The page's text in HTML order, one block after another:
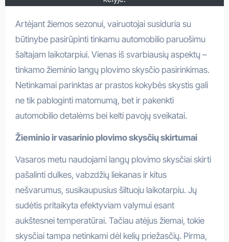
Artėjant žiemos sezonui, vairuotojai susiduria su
būtinybe pasirūpinti tinkamu automobilio paruošimu
šaltajam laikotarpiui. Vienas iš svarbiausių aspektų –
tinkamo žieminio langų plovimo skysčio pasirinkimas.
Netinkamai parinktas ar prastos kokybės skystis gali
ne tik pabloginti matomumą, bet ir pakenkti
automobilio detalėms bei kelti pavojų sveikatai.
Žieminio ir vasarinio plovimo skysčių skirtumai
Vasaros metu naudojami langų plovimo skysčiai skirti
pašalinti dulkes, vabzdžių liekanas ir kitus
nešvarumus, susikaupusius šiltuoju laikotarpiu. Jų
sudėtis pritaikyta efektyviam valymui esant
aukštesnei temperatūrai. Tačiau atėjus žiemai, tokie
skysčiai tampa netinkami dėl kelių priežasčių. Pirma,